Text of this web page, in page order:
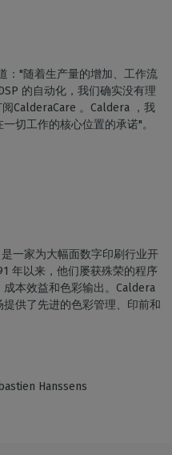
："随着生产量的增加、工作流
的自动化，我们确实没有理
CalderaCare 。Caldera ，我
切工作的核心位置的承诺"。
一家为大幅面数字印刷行业开
年以来，他们屡获殊荣的程序
本效益和色彩输出。Caldera
供了先进的色彩管理、印前和
Hanssens